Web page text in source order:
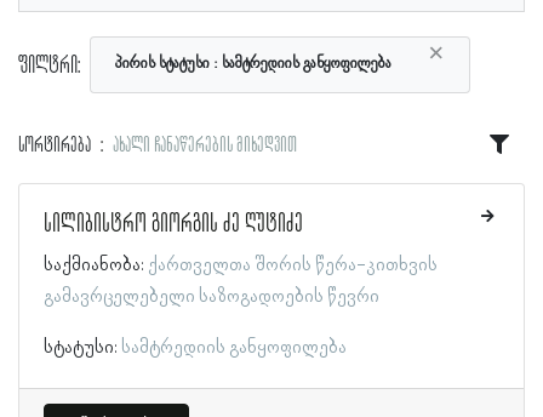
ფილტრი: ×
პირის სტატუსი სამტრედიის განყოფილება
სორტირება ახალი ჩანაწერების მიხედვით
სილიბისტრო გიორგის ძე ღუტიძე
საქმიანობა: ქართველთა შორის წერა-კითხვის
გამავრცელებელი საზოგადოების წევრი
სტატუსი: სამტრედიის განყოფილება